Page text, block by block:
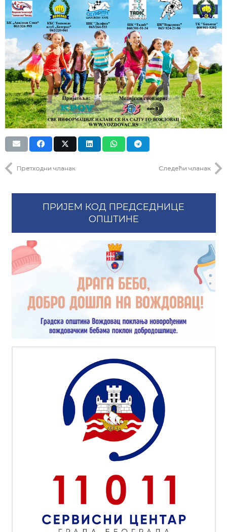
Претходни чланак Следећи чланак
ПРИЈЕМ КОД ПРЕДСЕДНИЦЕ
ОПШТИНЕ